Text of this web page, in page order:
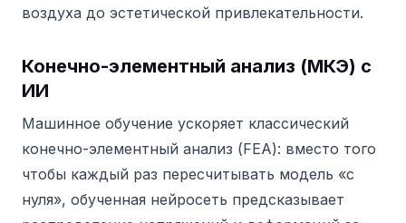
воздуха до эстетической привлекательности.
Конечно-элементный анализ (МКЭ) с
ИИ
Машинное обучение ускоряет классический
конечно-элементный анализ (FEA): вместо того
чтобы каждый раз пересчитывать модель «с
нуля», обученная нейросеть предсказывает